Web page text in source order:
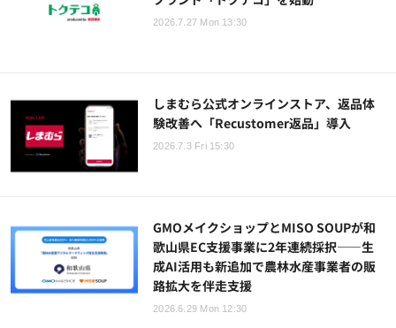
2026.7.27 Mon 13:30
しまむら公式オンラインストア、返品体
験改善へ「Recustomer返品」導入
2026.7.3 Fri 15:30
GMOメイクショップとMISO SOUPが和
歌山県EC支援事業に2年連続採択——生
成AI活用も新追加で農林水産事業者の販
路拡大を伴走支援
2026.6.29 Mon 12:30